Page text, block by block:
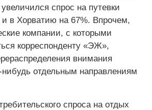
спрос на путевки
в Хорватию на 67%. Впрочем,
компании, с которыми
корреспонденту «ЭЖ»,
внимания
нибудь отдельным направлениям
спроса на отдых